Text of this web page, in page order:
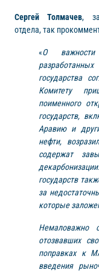
Сергей Толмачев,
отдела, так
«О важности
государства
Комитету
поименного
государств,
Аравию и
нефти,
содержат
государств
за
которые
отозвавших
поправках к
введения